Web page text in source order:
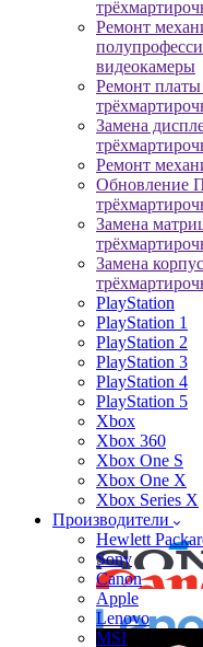
Ремонт
видеокамеры
Ремонт
Замена
Ремонт
Обновление
Замена
Замена
PlayStation
PlayStation 1
PlayStation 2
PlayStation 3
PlayStation 4
PlayStation 5
Xbox
Xbox 360
Xbox One S
Xbox One X
Xbox Series X
Производители
Hewlett
Sony
Canon
Apple
Lenovo
MSI